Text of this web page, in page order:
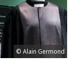
© Alain Germond